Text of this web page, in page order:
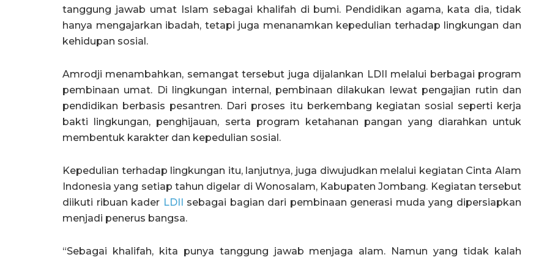
tanggung jawab umat Islam sebagai khalifah di bumi. Pendidikan agama, kata dia, tidak
hanya mengajarkan ibadah, tetapi juga menanamkan kepedulian terhadap lingkungan dan
kehidupan sosial.
Amrodji menambahkan, semangat tersebut juga dijalankan LDII melalui berbagai program
pembinaan umat. Di lingkungan internal, pembinaan dilakukan lewat pengajian rutin dan
pendidikan berbasis pesantren. Dari proses itu berkembang kegiatan sosial seperti kerja
bakti lingkungan, penghijauan, serta program ketahanan pangan yang diarahkan untuk
membentuk karakter dan kepedulian sosial.
Kepedulian terhadap lingkungan itu, lanjutnya, juga diwujudkan melalui kegiatan Cinta Alam
Indonesia yang setiap tahun digelar di Wonosalam, Kabupaten Jombang. Kegiatan tersebut
diikuti ribuan kader LDII sebagai bagian dari pembinaan generasi muda yang dipersiapkan
menjadi penerus bangsa.
“Sebagai khalifah, kita punya tanggung jawab menjaga alam. Namun yang tidak kalah